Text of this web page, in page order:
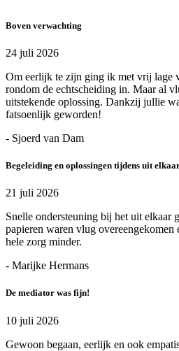
Boven verwachting
24 juli 2026
Om eerlijk te zijn ging ik met vrij lage
rondom de echtscheiding in. Maar al
uitstekende oplossing. Dankzij jullie
fatsoenlijk geworden!
- Sjoerd van Dam
Begeleiding en oplossingen tijdens uit
21 juli 2026
Snelle ondersteuning bij het uit elkaar
papieren waren vlug overeengekomen
hele zorg minder.
- Marijke Hermans
De mediator was fijn!
10 juli 2026
Gewoon begaan, eerlijk en ook